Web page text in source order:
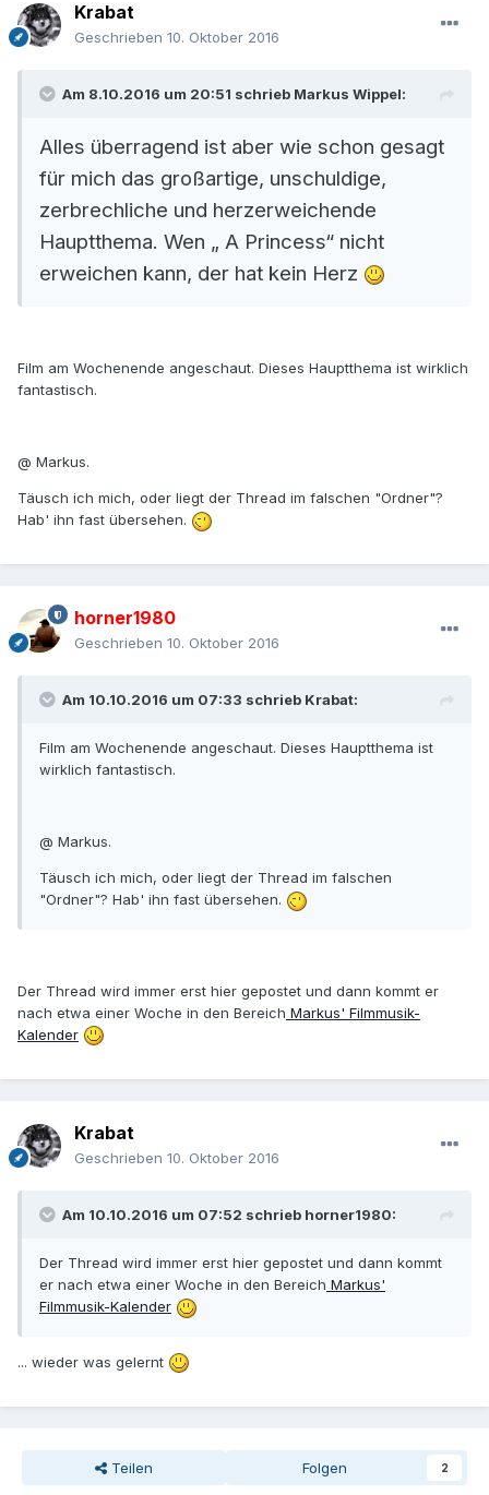
Krabat
Geschrieben 10. Oktober 2016
Am 8.10.2016 um 20:51 schrieb Markus Wippel:
Alles überragend ist aber wie schon gesagt
für mich das großartige, unschuldige,
zerbrechliche und herzerweichende
Hauptthema. Wen „ A Princess“ nicht
erweichen kann, der hat kein Herz
Film am Wochenende angeschaut. Dieses Hauptthema ist wirklich
fantastisch.
@ Markus.
Täusch ich mich, oder liegt der Thread im falschen "Ordner"?
Hab' ihn fast übersehen.
horner1980
Geschrieben 10. Oktober 2016
Am 10.10.2016 um 07:33 schrieb Krabat:
Film am Wochenende angeschaut. Dieses Hauptthema ist
wirklich fantastisch.
@ Markus.
Täusch ich mich, oder liegt der Thread im falschen
"Ordner"? Hab' ihn fast übersehen.
Der Thread wird immer erst hier gepostet und dann kommt er
nach etwa einer Woche in den Bereich Markus' Filmmusik-
Kalender
Krabat
Geschrieben 10. Oktober 2016
Am 10.10.2016 um 07:52 schrieb horner1980:
Der Thread wird immer erst hier gepostet und dann kommt
er nach etwa einer Woche in den Bereich Markus'
Filmmusik-Kalender
... wieder was gelernt
Teilen Folgen 2